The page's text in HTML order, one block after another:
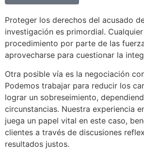
Proteger los derechos del acusado
investigación es primordial.
procedimiento por parte de las
aprovecharse para cuestionar la
Otra posible vía es la negociación
Podemos trabajar para reducir los
lograr un sobreseimiento,
circunstancias. Nuestra experiencia
juega un papel vital en este caso,
clientes a través de discusiones
resultados justos.